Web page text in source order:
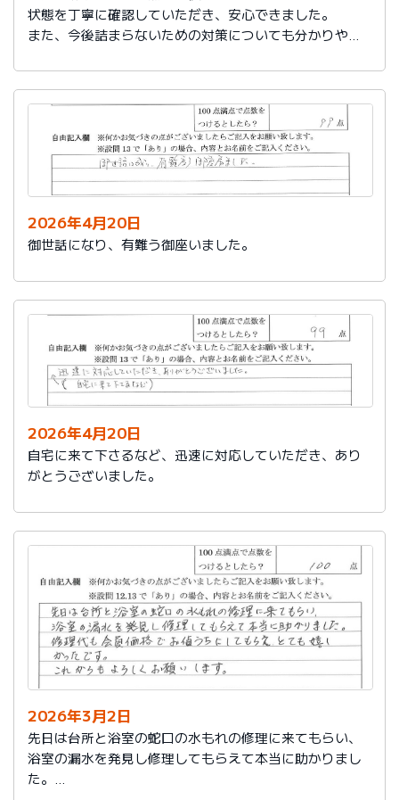
状態を丁寧に確認していただき、安心できました。
また、今後詰まらないための対策についても分かりやす
ありがとうございました。
2026年4月20日
御世話になり、有難う御座いました。
2026年4月20日
自宅に来て下さるなど、迅速に対応していただき、あり
がとうございました。
2026年3月2日
先日は台所と浴室の蛇口の水もれの修理に来てもらい、
浴室の漏水を発見し修理してもらえて本当に助かりまし
た。